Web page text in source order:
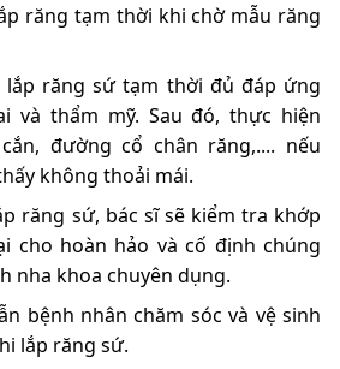
răng tạm thời khi chờ mẫu răng
lắp răng sứ tạm thời đủ đáp ứng
và thẩm mỹ. Sau đó, thực hiện
đường cổ chân răng,.... nếu
không thoải mái.
răng sứ, bác sĩ sẽ kiểm tra khớp
cho hoàn hảo và cố định chúng
nha khoa chuyên dụng.
bệnh nhân chăm sóc và vệ sinh
lắp răng sứ.